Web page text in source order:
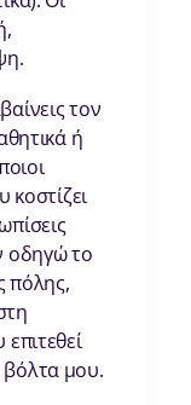
τον
ή
κοστίζει
οδηγώ το
πόλης,
μου.